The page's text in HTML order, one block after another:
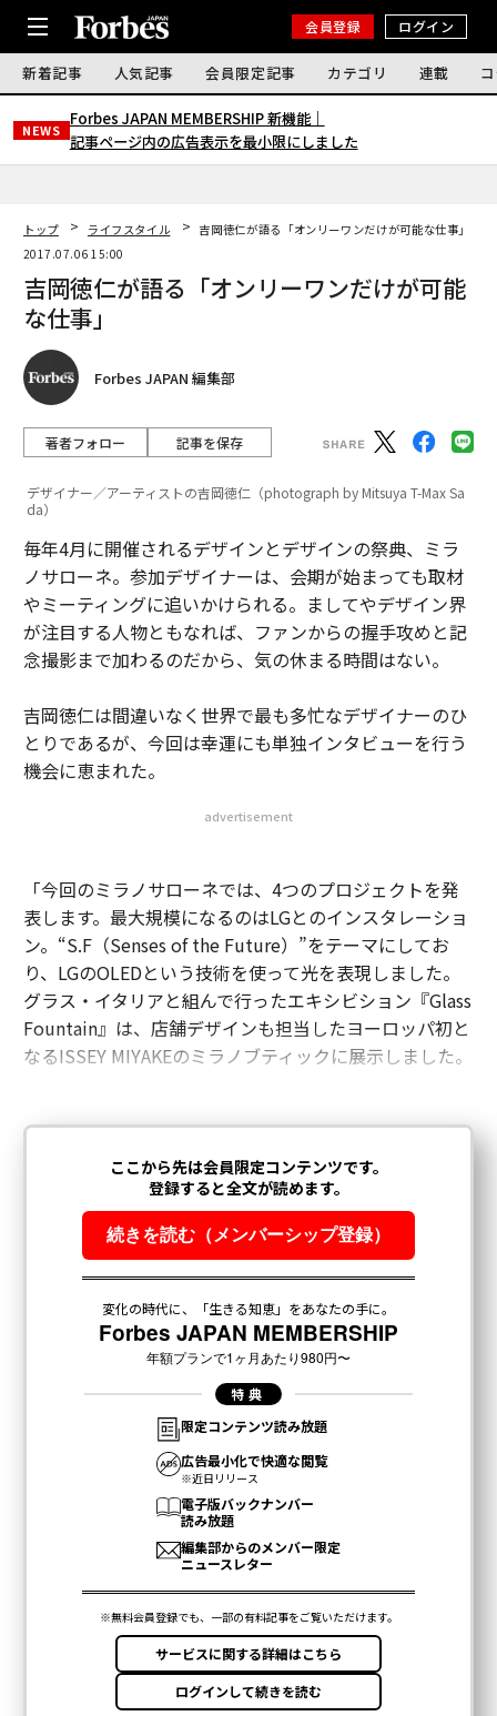
会員登録 ログイン
新着記事 人気記事 会員限定記事 カテゴリ 連載
NEWS
Forbes JAPAN MEMBERSHIP 新機能｜
記事ページ内の広告表示を最小限にしました
トップ ライフスタイル
吉岡徳仁が語る「オンリーワンだけが可能な仕事」
2017.07.06 15:00
吉岡徳仁が語る「オンリーワンだけが可能
な仕事」
Forbes JAPAN 編集部
著者フォロー 記事を保存
デザイナー／アーティストの吉岡徳仁（photograph by Mitsuya T-Max Sa
da）
毎年4月に開催されるデザインとデザインの祭典、ミラ
ノサローネ。参加デザイナーは、会期が始まっても取材
やミーティングに追いかけられる。ましてやデザイン界
が注目する人物ともなれば、ファンからの握手攻めと記
念撮影まで加わるのだから、気の休まる時間はない。
吉岡徳仁は間違いなく世界で最も多忙なデザイナーのひ
とりであるが、今回は幸運にも単独インタビューを行う
機会に恵まれた。
advertisement
「今回のミラノサローネでは、4つのプロジェクトを発
表します。最大規模になるのはLGとのインスタレーショ
ン。“S.F（Senses of the Future）”をテーマにしてお
り、LGのOLEDという技術を使って光を表現しました。
グラス・イタリアと組んで行ったエキシビション『Glass
Fountain』は、店舗デザインも担当したヨーロッパ初と
なるISSEY MIYAKEのミラノブティックに展示しました。